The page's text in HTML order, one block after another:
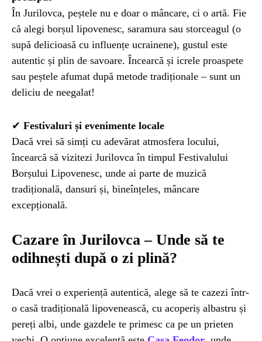
În Jurilovca, peștele nu e doar o mâncare, ci o artă. Fie
că alegi borșul lipovenesc, saramura sau storceagul (o
supă delicioasă cu influențe ucrainene), gustul este
autentic și plin de savoare. Încearcă și icrele proaspete
sau peștele afumat după metode tradiționale – sunt un
deliciu de neegalat!
✔ Festivaluri și evenimente locale
Dacă vrei să simți cu adevărat atmosfera locului,
încearcă să vizitezi Jurilovca în timpul Festivalului
Borșului Lipovenesc, unde ai parte de muzică
tradițională, dansuri și, bineînțeles, mâncare
excepțională.
Cazare în Jurilovca – Unde să te
odihnești după o zi plină?
Dacă vrei o experiență autentică, alege să te cazezi într-
o casă tradițională lipovenească, cu acoperiș albastru și
pereți albi, unde gazdele te primesc ca pe un prieten